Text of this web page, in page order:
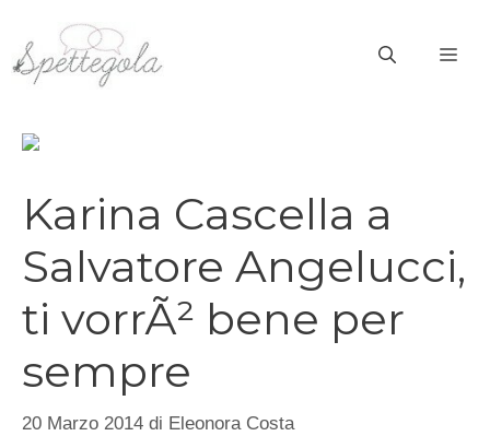
contenuto
Karina Cascella a
Salvatore Angelucci,
ti vorrÃ² bene per
sempre
20 Marzo 2014 di Eleonora Costa